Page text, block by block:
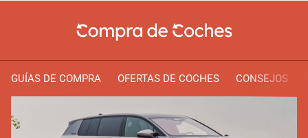
GUÍAS DE COMPRA OFERTAS DE COCHES CONSEJOS